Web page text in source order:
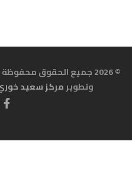
© 2026 جميع الحقوق
وتطويرمركز سعيد